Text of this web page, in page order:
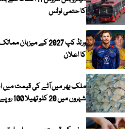
کا حتمی نوٹس
ورلڈ کپ 2027 کے
کا اعلان
ملک بھر میں آٹے کی قیمت میں
شہروں میں 20 کلو تھیلا 100 روپے تک مہنگا